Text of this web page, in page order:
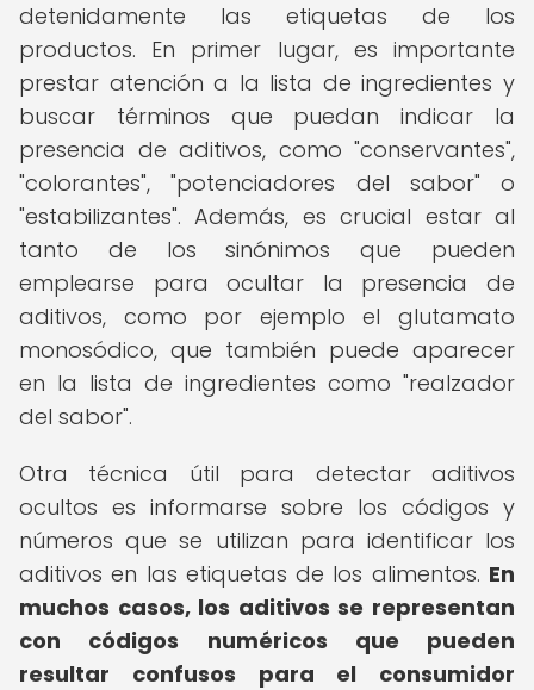
detenidamente las etiquetas de los
productos. En primer lugar, es importante
prestar atención a la lista de ingredientes y
buscar términos que puedan indicar la
presencia de aditivos, como "conservantes",
"colorantes", "potenciadores del sabor" o
"estabilizantes". Además, es crucial estar al
tanto de los sinónimos que pueden
emplearse para ocultar la presencia de
aditivos, como por ejemplo el glutamato
monosódico, que también puede aparecer
en la lista de ingredientes como "realzador
del sabor".
Otra técnica útil para detectar aditivos
ocultos es informarse sobre los códigos y
números que se utilizan para identificar los
aditivos en las etiquetas de los alimentos. En
muchos casos, los aditivos se representan
con códigos numéricos que pueden
resultar confusos para el consumidor